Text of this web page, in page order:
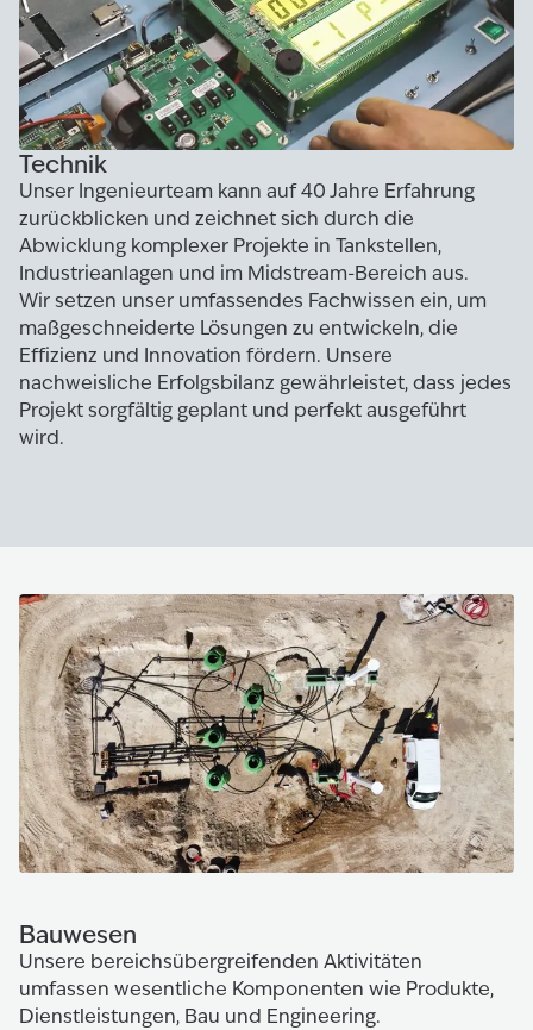
Technik
Unser Ingenieurteam kann auf 40 Jahre Erfahrung
zurückblicken und zeichnet sich durch die
Abwicklung komplexer Projekte in Tankstellen,
Industrieanlagen und im Midstream-Bereich aus.
Wir setzen unser umfassendes Fachwissen ein, um
maßgeschneiderte Lösungen zu entwickeln, die
Effizienz und Innovation fördern. Unsere
nachweisliche Erfolgsbilanz gewährleistet, dass jedes
Projekt sorgfältig geplant und perfekt ausgeführt
wird.
Bauwesen
Unsere bereichsübergreifenden Aktivitäten
umfassen wesentliche Komponenten wie Produkte,
Dienstleistungen, Bau und Engineering.